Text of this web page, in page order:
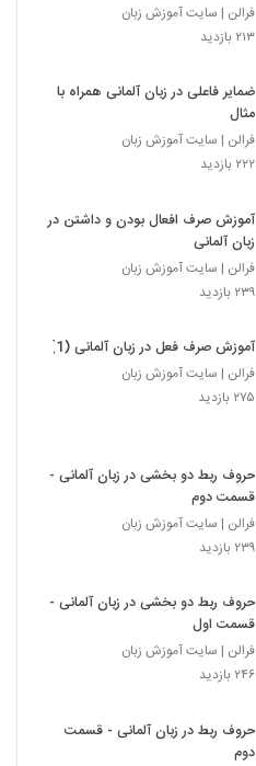
فرالن | سایت آموزش زبان
۲۱۳ بازدید
ضمایر فاعلی در زبان آلمانی همراه با
مثال
فرالن | سایت آموزش زبان
۲۲۲ بازدید
آموزش صرف افعال بودن و داشتن در
زبان آلمانی
فرالن | سایت آموزش زبان
۲۳۹ بازدید
آموزش صرف فعل در زبان آلمانی (1)
فرالن | سایت آموزش زبان
۲۷۵ بازدید
حروف ربط دو بخشی در زبان آلمانی -
قسمت دوم
فرالن | سایت آموزش زبان
۲۳۹ بازدید
حروف ربط دو بخشی در زبان آلمانی -
قسمت اول
فرالن | سایت آموزش زبان
۲۴۶ بازدید
حروف ربط در زبان آلمانی - قسمت
دوم